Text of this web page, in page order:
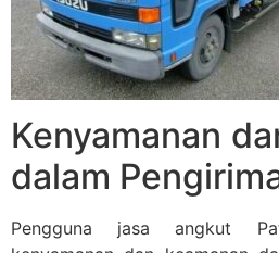
Kenyamanan
dalam
Pengguna jasa angkut